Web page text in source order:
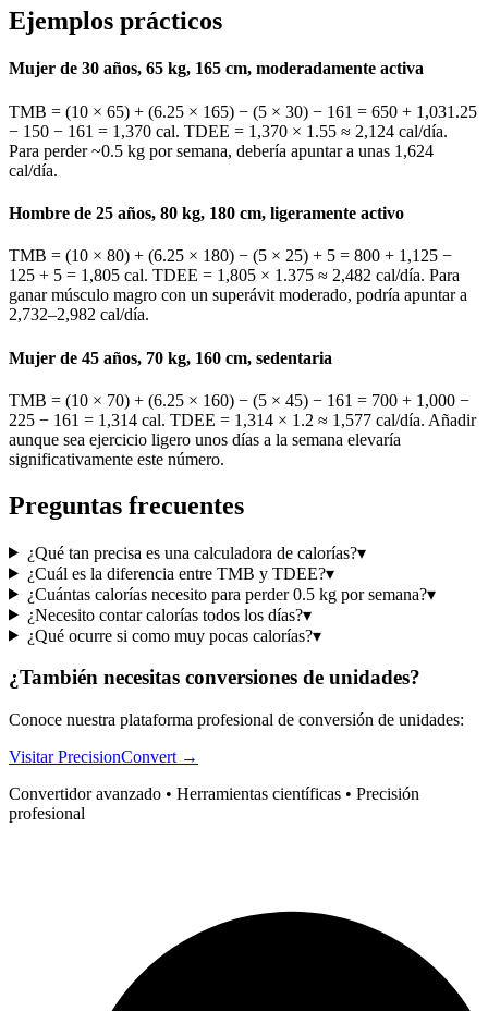
Ejemplos prácticos
Mujer de 30 años, 65 kg, 165 cm, moderadamente activa
TMB = (10 × 65) + (6.25 × 165) − (5 × 30) − 161 = 650 + 1,031.25
− 150 − 161 = 1,370 cal. TDEE = 1,370 × 1.55 ≈ 2,124 cal/día.
Para perder ~0.5 kg por semana, debería apuntar a unas 1,624
cal/día.
Hombre de 25 años, 80 kg, 180 cm, ligeramente activo
TMB = (10 × 80) + (6.25 × 180) − (5 × 25) + 5 = 800 + 1,125 −
125 + 5 = 1,805 cal. TDEE = 1,805 × 1.375 ≈ 2,482 cal/día. Para
ganar músculo magro con un superávit moderado, podría apuntar a
2,732–2,982 cal/día.
Mujer de 45 años, 70 kg, 160 cm, sedentaria
TMB = (10 × 70) + (6.25 × 160) − (5 × 45) − 161 = 700 + 1,000 −
225 − 161 = 1,314 cal. TDEE = 1,314 × 1.2 ≈ 1,577 cal/día. Añadir
aunque sea ejercicio ligero unos días a la semana elevaría
significativamente este número.
Preguntas frecuentes
¿Qué tan precisa es una calculadora de calorías?▾
¿Cuál es la diferencia entre TMB y TDEE?▾
¿Cuántas calorías necesito para perder 0.5 kg por semana?▾
¿Necesito contar calorías todos los días?▾
¿Qué ocurre si como muy pocas calorías?▾
¿También necesitas conversiones de unidades?
Conoce nuestra plataforma profesional de conversión de unidades:
Visitar PrecisionConvert →
Convertidor avanzado • Herramientas científicas • Precisión
profesional